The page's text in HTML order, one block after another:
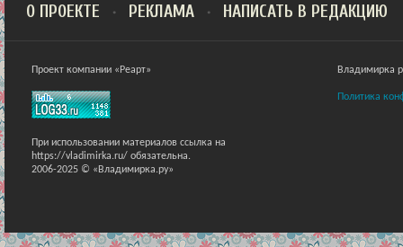
О ПРОЕКТЕ РЕКЛАМА НАПИСАТЬ В РЕДАКЦИЮ
Проект компании «Реарт»
При использовании материалов ссылка на
https://vladimirka.ru/ обязательна.
2006-2025 © «Владимирка.ру»
Владимирка
Политика